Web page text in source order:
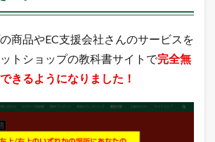
商品やEC支援会社さんのサービスを
トショップの教科書サイトで完全無
きるようになりました！